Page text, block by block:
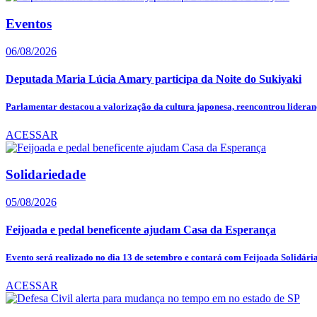
Eventos
06/08/2026
Deputada Maria Lúcia Amary participa da Noite do Sukiyaki
Parlamentar destacou a valorização da cultura japonesa, reencontrou
ACESSAR
Solidariedade
05/08/2026
Feijoada e pedal beneficente ajudam Casa da Esperança
Evento será realizado no dia 13 de setembro e contará com Feijoada
ACESSAR